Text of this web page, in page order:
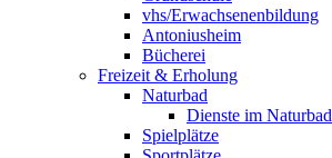
vhs/Erwachsenenbildung
Antoniusheim
Bücherei
Freizeit & Erholung
Naturbad
Dienste im Naturbad
Spielplätze